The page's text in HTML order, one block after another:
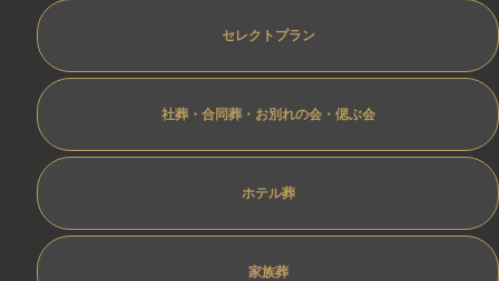
セレクトプラン
社葬・合同葬・お別れの会・偲ぶ会
ホテル葬
家族葬